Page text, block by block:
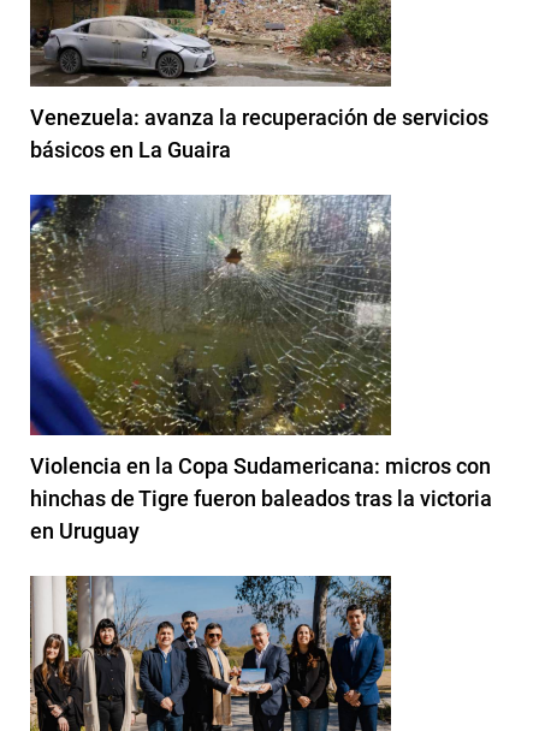
Venezuela: avanza la recuperación de servicios
básicos en La Guaira
Violencia en la Copa Sudamericana: micros con
hinchas de Tigre fueron baleados tras la victoria
en Uruguay